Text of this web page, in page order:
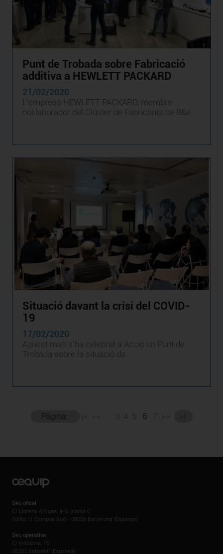
Punt de Trobada sobre Fabricació
additiva a HEWLETT PACKARD
21/02/2020
L’empresa HEWLETT PACKARD, membre
col·laborador del Clúster de Fabricants de B&e ...
Situació davant la crisi del COVID-
19
17/02/2020
Aquest matí s’ha celebrat a Acció un Punt de
Trobada sobre la situació da ...
3 4 5 6 >>
Seu ofical
C/ Llorens Artigas, 4-6, planta 0
Edifici U, Campus Sud - 08028 Barcelona (Espanya)
Seu operativa
C/ Indústria, 16
08202 Sabadell (Espanya)